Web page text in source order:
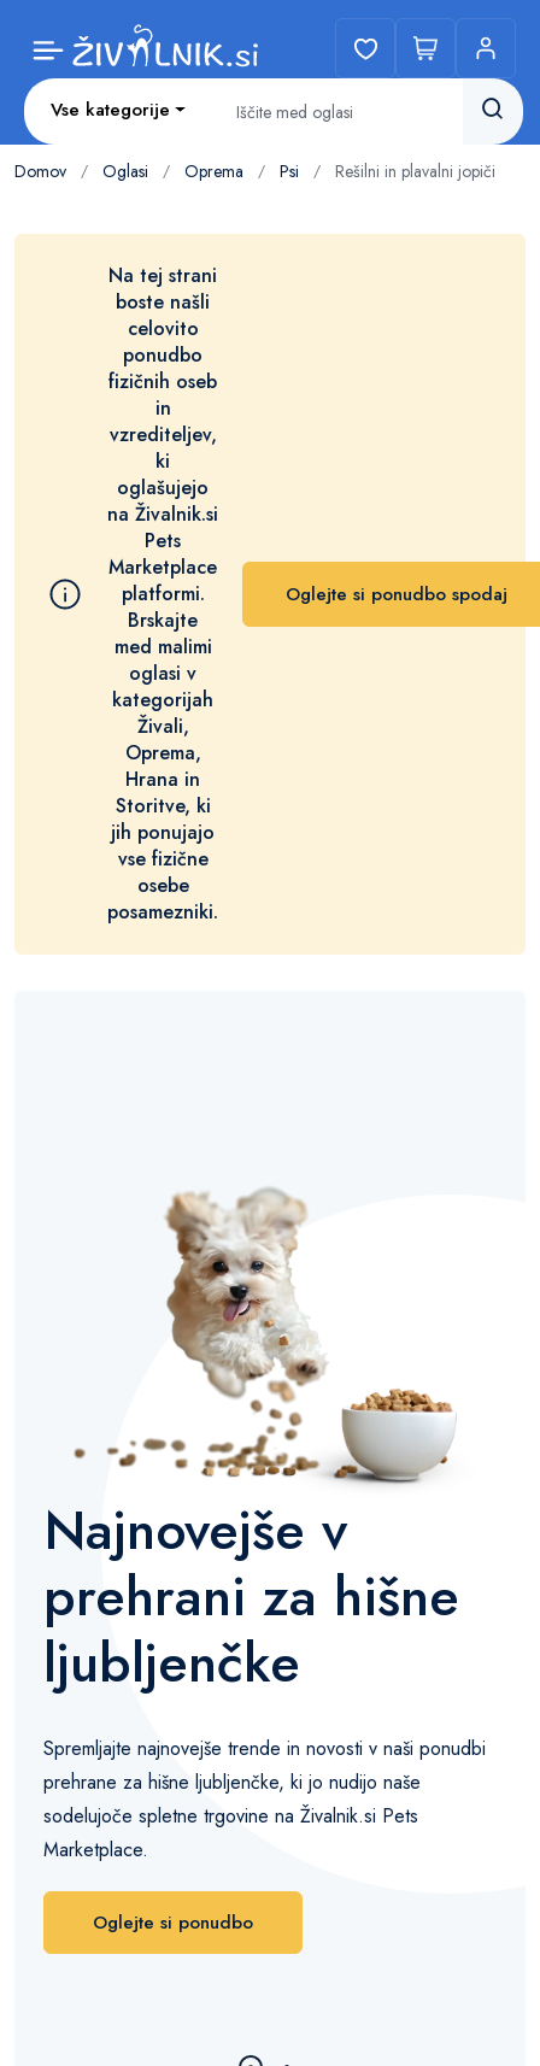
Vse kategorije
Domov / Oglasi / Oprema / Psi / Rešilni in plavalni jopiči
Na tej strani
boste našli
celovito
ponudbo
fizičnih oseb
in
vzrediteljev,
ki
oglašujejo
na Živalnik.si
Pets
Marketplace
platformi.
Brskajte
med malimi
oglasi v
kategorijah
Živali,
Oprema,
Hrana in
Storitve, ki
jih ponujajo
vse fizične
osebe
posamezniki.
Oglejte si ponudbo spodaj
Najnovejše v
prehrani za hišne
ljubljenčke
Spremljajte najnovejše trende in novosti v naši ponudbi
prehrane za hišne ljubljenčke, ki jo nudijo naše
sodelujoče spletne trgovine na Živalnik.si Pets
Marketplace.
Oglejte si ponudbo